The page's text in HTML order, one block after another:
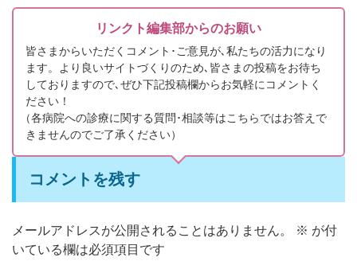
リンクト編集部からのお願い
皆さまからいただくコメント･ご意見が､私たちの活力になり
ます。より良いサイトづくりのため､皆さまの投稿をお待ち
しておりますので､ぜひ下記投稿欄からお気軽にコメントく
ださい！
（各病院への診療に関する質問･相談等はこちらではお答えで
きませんのでご了承ください）
コメントを残す
メールアドレスが公開されることはありません。 ※ が付
いている欄は必須項目です